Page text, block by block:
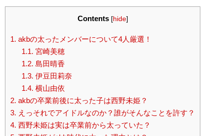
Contents [hide]
1. akbの太ったメンバーについて4人厳選！
1.1. 宮崎美穂
1.2. 島田晴香
1.3. 伊豆田莉奈
1.4. 横山由依
2. akbの卒業前後に太った子は西野未姫？
3. えっそれでアイドルなのか？誰がそんなことを許す？
4. 西野未姫は実は卒業前から太っていた？